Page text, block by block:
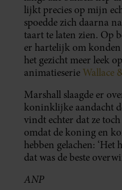
lijkt precies op mijn
spoedde zich daarna
taart te laten zien. Op
er hartelijk om
het gezicht meer leek
animatieserieWallace
Marshall slaagde er
koninklijke aandacht
vindt echter dat ze
omdat de koning en
hebben gelachen: ‘Het
dat was de beste
ANP